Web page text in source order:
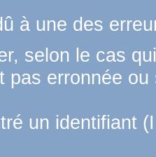
à une des
selon le cas
pas erronnée
un identifiant